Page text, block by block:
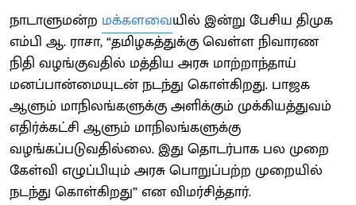
நாடாளுமன்ற மக்களவையில் இன்று பேசிய திமுக
எம்பி ஆ. ராசா, “தமிழகத்துக்கு வெள்ள நிவாரண
நிதி வழங்குவதில் மத்திய அரசு மாற்றாந்தாய்
மனப்பான்மையுடன் நடந்து கொள்கிறது. பாஜக
ஆளும் மாநிலங்களுக்கு அளிக்கும் முக்கியத்துவம்
எதிர்க்கட்சி ஆளும் மாநிலங்களுக்கு
வழங்கப்படுவதில்லை. இது தொடர்பாக பல முறை
கேள்வி எழுப்பியும் அரசு பொறுப்பற்ற முறையில்
நடந்து கொள்கிறது” என விமர்சித்தார்.